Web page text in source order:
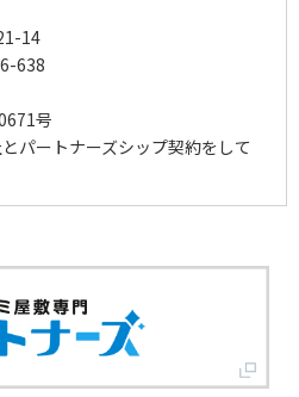
14
638
号
パートナーズシップ契約をして